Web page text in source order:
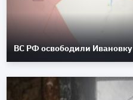
ВС РФ освободили Ивановку